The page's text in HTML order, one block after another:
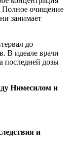
Полное очищение
занимает
до
В идеале врачи
последней дозы
Нимесилом и
и